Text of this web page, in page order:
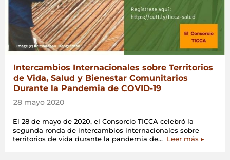
Intercambios Internacionales sobre Territorios
de Vida, Salud y Bienestar Comunitarios
Durante la Pandemia de COVID-19
28 mayo 2020
El 28 de mayo de 2020, el Consorcio TICCA celebró la
segunda ronda de intercambios internacionales sobre
territorios de vida durante la pandemia de… Leer más ▸